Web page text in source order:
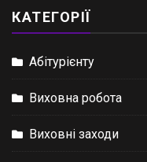
КАТЕГОРІЇ
Абітурієнту
Виховна робота
Виховні заходи